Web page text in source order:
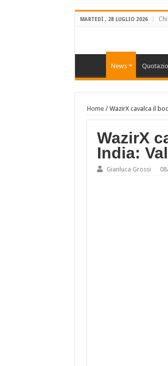
MARTEDÌ , 28 LUGLIO 2026
News
Home/ WazirX cavalca il
WazirX
India:
Gianluca Grossi